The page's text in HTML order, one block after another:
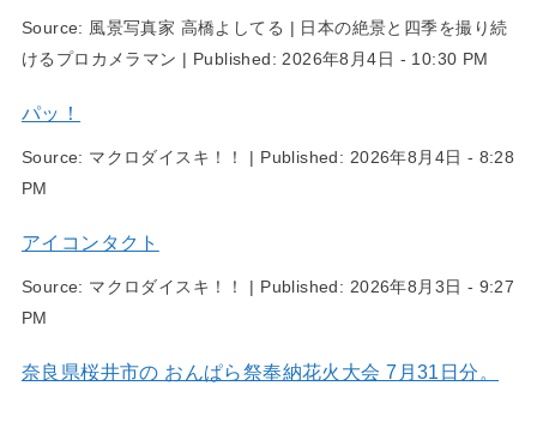
Source: 風景写真家 高橋よしてる | 日本の絶景と四季を撮り続
けるプロカメラマン | Published: 2026年8月4日 - 10:30 PM
パッ！
Source: マクロダイスキ！！ | Published: 2026年8月4日 - 8:28
PM
アイコンタクト
Source: マクロダイスキ！！ | Published: 2026年8月3日 - 9:27
PM
奈良県桜井市の おんぱら祭奉納花火大会 7月31日分。